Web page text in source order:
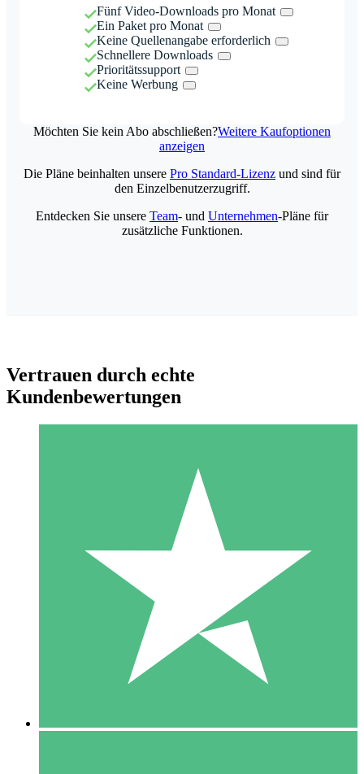
Fünf Video-Downloads pro Monat
Ein Paket pro Monat
Keine Quellenangabe erforderlich
Schnellere Downloads
Prioritätssupport
Keine Werbung
Möchten Sie kein Abo abschließen?Weitere Kaufoptionen
anzeigen
Individuelle Credit-Pakete
Zahlen Sie nach Bedarf mit Download-Credits. Keine
monatliche Verpflichtung erforderlich.
10 00
Die Pläne beinhalten unsere Pro Standard-Lizenz und sind für
den Einzelbenutzerzugriff.
Entdecken Sie unsere Team- und Unternehmen-Pläne für
zusätzliche Funktionen.
Vertrauen durch echte
Kundenbewertungen